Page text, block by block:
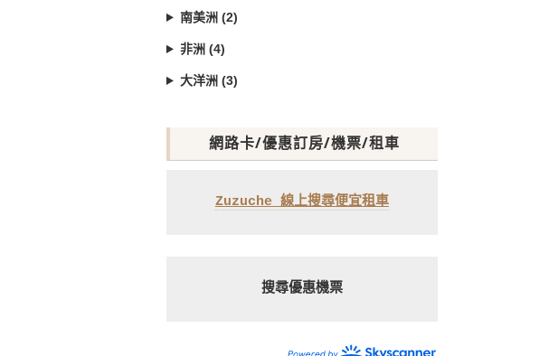
南美洲 (2)
非洲 (4)
大洋洲 (3)
網路卡/優惠訂房/機票/租車
Zuzuche 線上搜尋便宜租車
搜尋優惠機票